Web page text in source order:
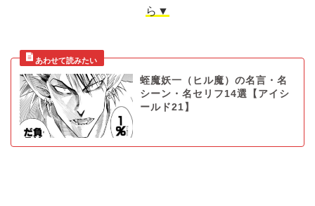
ら▼
蛭魔妖一（ヒル魔）の名言・名
シーン・名セリフ14選【アイシ
ールド21】